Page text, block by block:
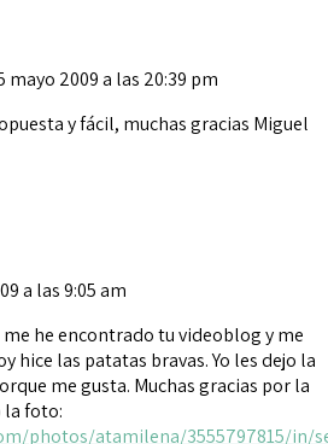
mayo 2009 a las 20:39 pm
y fácil, muchas gracias Miguel
a las 9:05 am
he encontrado tu videoblog y me
hice las patatas bravas. Yo les dejo la
me gusta. Muchas gracias por la
la foto:
photos/atamilena/3555797815/in/